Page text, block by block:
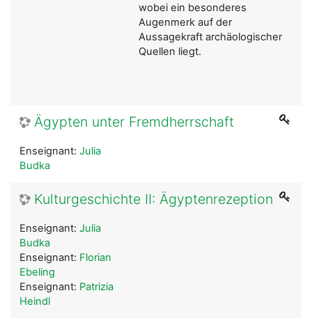
wobei ein besonderes
Augenmerk auf der
Aussagekraft archäologischer
Quellen liegt.
Ägypten unter Fremdherrschaft
Enseignant: Julia
Budka
Kulturgeschichte II: Ägyptenrezeption
Enseignant: Julia
Budka
Enseignant: Florian
Ebeling
Enseignant: Patrizia
Heindl